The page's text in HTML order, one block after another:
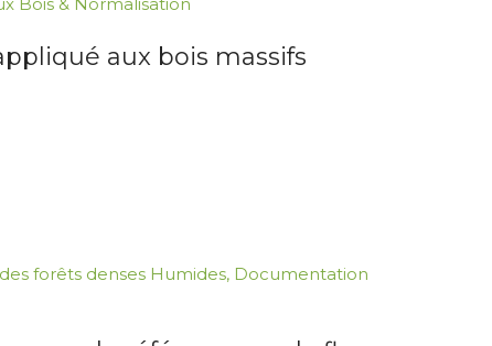
aux bois massifs
forêts denses Humides, Documentation